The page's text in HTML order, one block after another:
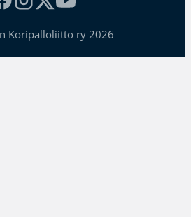
Koripalloliitto ry 2026